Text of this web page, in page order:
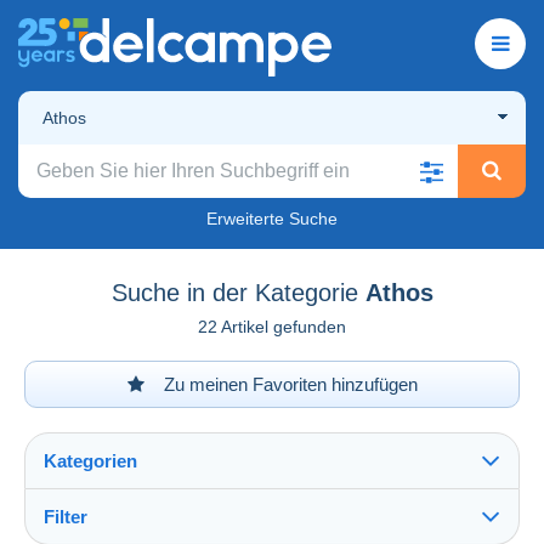
Athos
Erweiterte Suche
Suche in der Kategorie Athos
22 Artikel gefunden
Zu meinen Favoriten hinzufügen
Kategorien
Filter